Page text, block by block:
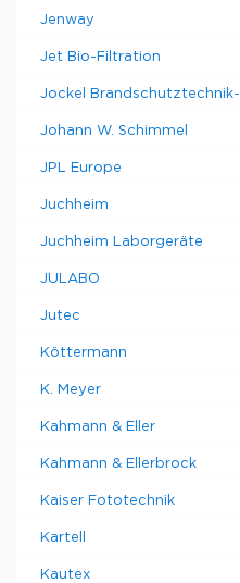
Jenway
Jet Bio-Filtration
Jockel Brandschutztechnik-
Johann W. Schimmel
JPL Europe
Juchheim
Juchheim Laborgeräte
JULABO
Jutec
Köttermann
K. Meyer
Kahmann & Eller
Kahmann & Ellerbrock
Kaiser Fototechnik
Kartell
Kautex